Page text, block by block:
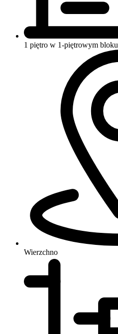
1 piętro w 1-piętrowym bloku
Wierzchno